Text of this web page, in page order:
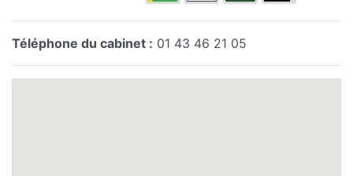
Téléphone du cabinet : 01 43 46 21 05